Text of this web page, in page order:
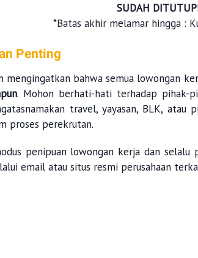
SUDAH
*Batas akhir melamar hingga :
Penting
mengingatkan bahwa semua lowongan
. Mohon berhati-hati terhadap pihak-
travel, yayasan, BLK,
proses perekrutan.
penipuan lowongan kerja dan selalu
email atau situs resmi perusahaan